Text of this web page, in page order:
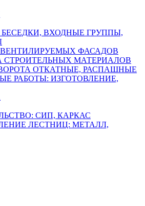
БЕСЕДКИ, ВХОДНЫЕ ГРУППЫ,
ФАСАДОВ
СТРОИТЕЛЬНЫХ МАТЕРИАЛОВ
ОТКАТНЫЕ, РАСПАШНЫЕ
РАБОТЫ: ИЗГОТОВЛЕНИЕ,
СИП, КАРКАС
ЛЕСТНИЦ: МЕТАЛЛ,